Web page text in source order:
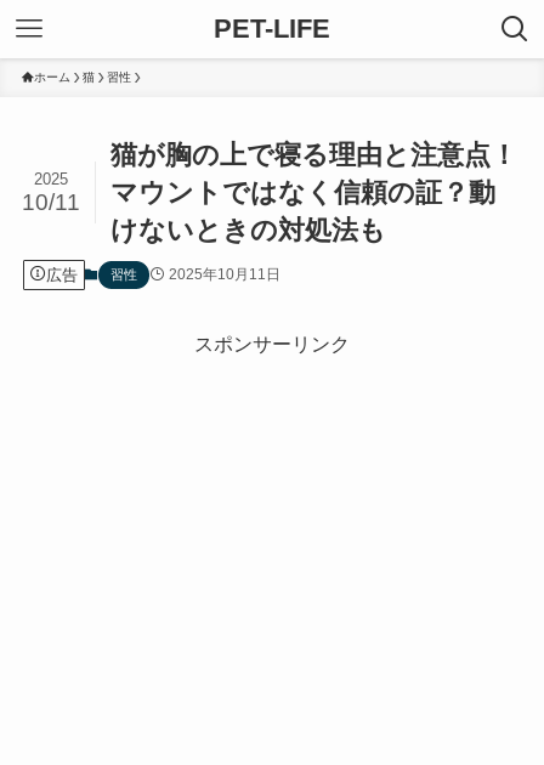
PET-LIFE
ホーム 猫 習性
猫が胸の上で寝る理由と注意点！
マウントではなく信頼の証？動
けないときの対処法も
2025
10/11
広告 習性 2025年10月11日
スポンサーリンク